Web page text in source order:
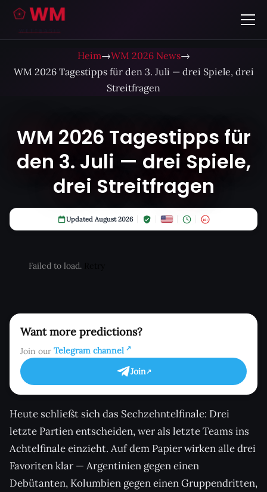
Heim→WM 2026 News→
WM 2026 Tagestipps für den 3. Juli — drei Spiele, drei
Streitfragen
WM 2026 Tagestipps für
den 3. Juli — drei Spiele,
drei Streitfragen
Updated August 2026 18+
Failed to load.
Want more predictions?
Join our Telegram channel
Join
Heute schließt sich das Sechzehntelfinale: Drei
letzte Partien entscheiden, wer als letzte Teams ins
Achtelfinale einzieht. Auf dem Papier wirken alle drei
Favoriten klar — Argentinien gegen einen
Debütanten, Kolumbien gegen einen Gruppendritten,